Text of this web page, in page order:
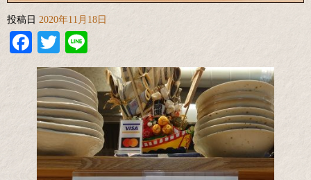
投稿日 2020年11月18日
Facebook
Twitter